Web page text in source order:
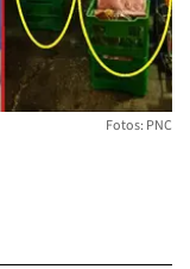
Fotos: PNC